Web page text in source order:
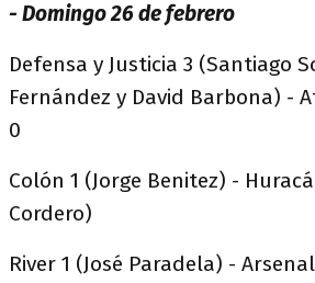
- Domingo 26 de febrero
Defensa y Justicia 3 (Santiago
Fernández y David Barbona) -
0
Colón 1 (Jorge Benitez) -
Cordero)
River 1 (José Paradela) -